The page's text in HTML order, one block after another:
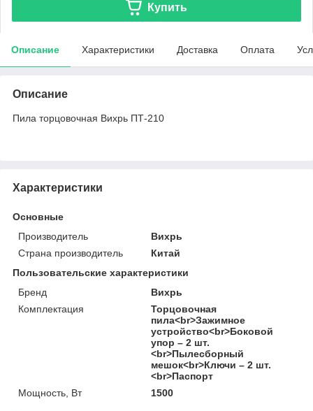
Купить
Описание Характеристики Доставка Оплата
Описание
​Пила торцовочная Вихрь ПТ-210
Характеристики
Основные
Производитель
Вихрь
Страна производитель
Китай
Пользовательские характеристики
Бренд
Вихрь
Комплектация
Торцовочная
пила<br>Зажимное
устройство<br>Боковой
упор – 2 шт.
<br>Пылесборный
мешок<br>Ключи – 2 шт.
<br>Паспорт
Мощность, Вт
1500